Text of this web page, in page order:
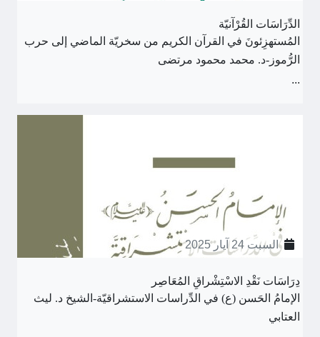
الدِّرَاسَات القُرْآنيّة
المُستهزِئونَ في القرآن الكريم من سخريّة الماضي إلى حرب
الرُّموز-د. محمد محمود مرتضى
...
السبت 24 آيار 2025
دِرَاسَات نَقْدِ الاسْتِشْراقِ المُعَاصِر
الإمامُ الحَسن (ع) في الدِّراسات الاستشراقيّة-الشيخ د. ليث
العتابي